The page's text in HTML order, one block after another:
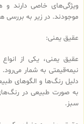
ویژگی‌های خاصی دارند و
موجودند. در زیر به بررسی
عقیق یمنی:
عقیق یمنی، یکی از
نیمه‌قیمتی به شمار
دلیل رنگ‌ها و الگوهای
به صورت طبیعی در
سبز.